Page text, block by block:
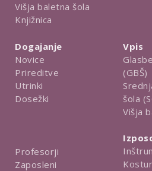
Višja baletna šola
Knjižnica
Dogajanje
Novice
Prireditve
Utrinki
Dosežki
Profesorji
Zaposleni
Vpis
(GBŠ)
šola
Višja